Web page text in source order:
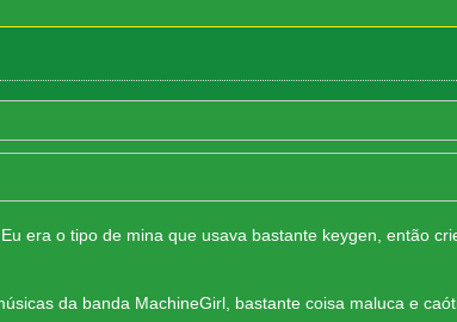
era o tipo de mina que usava bastante keygen, então
da banda MachineGirl, bastante coisa maluca e